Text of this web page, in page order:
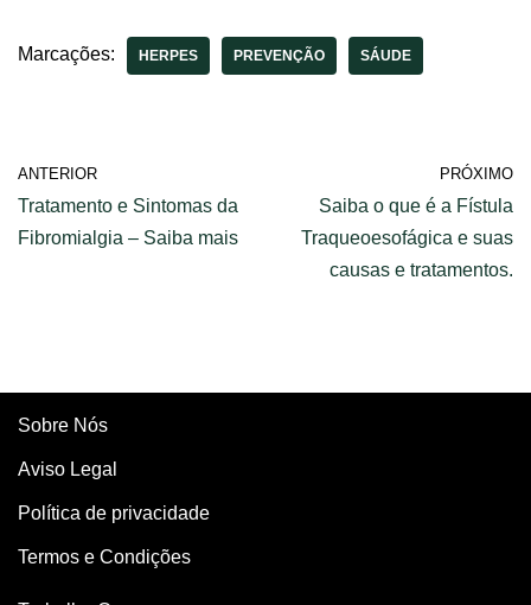
Marcações: HERPES PREVENÇÃO SÁUDE
ANTERIOR
Tratamento e Sintomas da
Fibromialgia – Saiba mais
PRÓXIMO
Saiba o que é a Fístula
Traqueoesofágica e suas
causas e tratamentos.
Sobre Nós
Aviso Legal
Política de privacidade
Termos e Condições